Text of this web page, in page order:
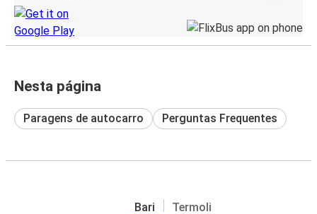
Nesta página
Paragens de autocarro Perguntas Frequentes
Bari Termoli